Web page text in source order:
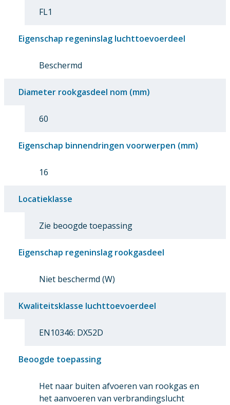
FL1
Eigenschap regeninslag luchttoevoerdeel
Beschermd
Diameter rookgasdeel nom (mm)
60
Eigenschap binnendringen voorwerpen (mm)
16
Locatieklasse
Zie beoogde toepassing
Eigenschap regeninslag rookgasdeel
Niet beschermd (W)
Kwaliteitsklasse luchttoevoerdeel
EN10346: DX52D
Beoogde toepassing
Het naar buiten afvoeren van rookgas en
het aanvoeren van verbrandingslucht